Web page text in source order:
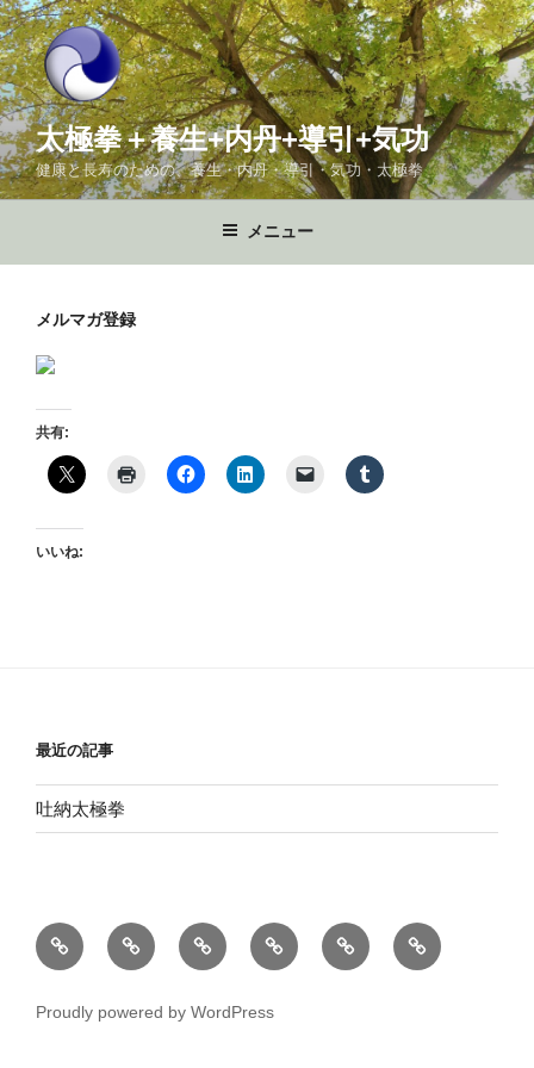
コ
ン
テ
ン
ツ
へ
ス
プ
太極拳＋養生+内丹+導引+気功
健康と長寿のための、養生・内丹・導引・気功・太極拳
メニュー
メルマガ登録
共有:
いいね:
最近の記事
吐納太極拳
太
極
型
練
練
習
呼
吸
内
丹
お
問
Proudly powered by WordPress